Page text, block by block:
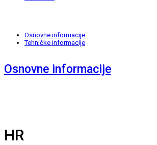
Osnovne informacije
Tehničke informacije
Osnovne informacije
HR